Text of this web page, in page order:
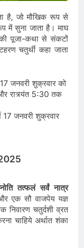
है, जो मौखिक रूप से
में सुना जाता है। माघ
की पूजा-कथा से संकटों
चतुर्थी कहा जाता
जनवरी शुक्रवार को
रात्र्यंत 5:30 तक
जनवरी शुक्रवार
तत्फलं सर्वं नात्र
एक सौ वाजपेय यज्ञ
चतुर्दशी व्रत
चाहिये अर्थात शंका